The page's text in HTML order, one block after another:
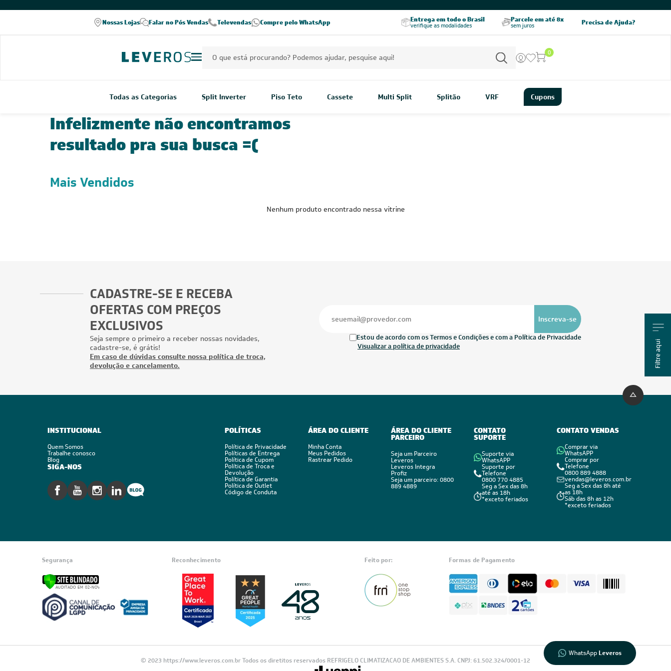
Nossas Lojas Falar no Pós Vendas Televendas Compre pelo WhatsApp Precisa de Ajuda?
Excelência no RA
Excelência no Reclame Aqui Seja parceiro Leveros Entrega em todo o Brasil
verifique as modalidades
Parcele em até 8x
sem juros
5% OFF no PIX
pagamento à vista
0
Todas as Categorias Split Inverter Piso Teto Cassete Multi Split Splitão VRF Cupons
Infelizmente não encontramos
resultado pra sua busca =(
Mais Vendidos
Nenhum produto encontrado nessa vitrine
Filtre aqui
CADASTRE-SE E RECEBA
OFERTAS COM PREÇOS
EXCLUSIVOS
Seja sempre o primeiro a receber nossas novidades,
cadastre-se, é grátis!
Em caso de dúvidas consulte nossa política de troca,
devolução e cancelamento.
Inscreva-se
Estou de acordo com os Termos e Condições e com a Política de Privacidade
Visualizar a política de privacidade
INSTITUCIONAL
Quem Somos
Trabalhe conosco
Blog
SIGA-NOS
POLÍTICAS
Política de Privacidade
Políticas de Entrega
Política de Cupom
Política de Troca e
Devolução
Política de Garantia
Política de Outlet
Código de Conduta
ÁREA DO CLIENTE
Minha Conta
Meus Pedidos
Rastrear Pedido
ÁREA DO CLIENTE
PARCEIRO
Seja um Parceiro
Leveros
Leveros Integra
Profiz
Seja um parceiro: 0800
889 4889
CONTATO
SUPORTE
Suporte via
WhatsAPP
Suporte por
Telefone
0800 770 4885
Seg a Sex das 8h
até as 18h
*exceto feriados
CONTATO VENDAS
Comprar via
WhatsAPP
Comprar por
Telefone
0800 889 4888
vendas@leveros.com.br
Seg a Sex das 8h até
as 18h
Sáb das 8h as 12h
*exceto feriados
Segurança Reconhecimento Feito por: Formas de Pagamento
© 2023 https://www.leveros.com.br Todos os diretitos reservados REFRIGELO CLIMATIZACAO DE AMBIENTES S.A. CNPJ: 61.502.324/0001-12
WhatsAppLeveros
LIA